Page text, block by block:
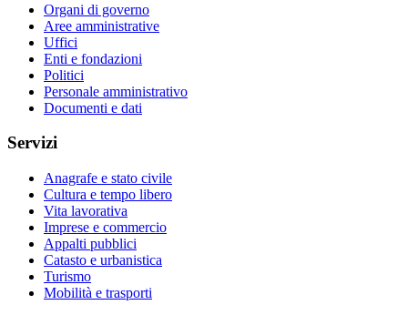
Organi di governo
Aree amministrative
Uffici
Enti e fondazioni
Politici
Personale amministrativo
Documenti e dati
Servizi
Anagrafe e stato civile
Cultura e tempo libero
Vita lavorativa
Imprese e commercio
Appalti pubblici
Catasto e urbanistica
Turismo
Mobilità e trasporti